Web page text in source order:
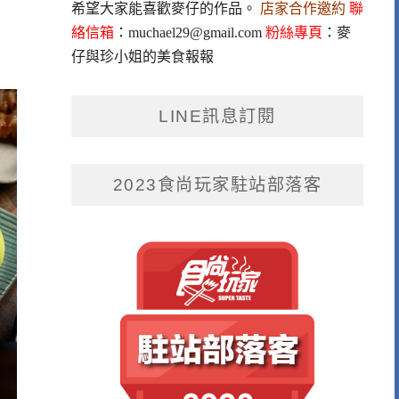
希望大家能喜歡麥仔的作品。 店家合作邀約 聯
絡信箱： muchael29@gmail.com 粉絲專頁 ： 麥
仔與珍小姐的美食報報
LINE訊息訂閱
2023食尚玩家駐站部落客